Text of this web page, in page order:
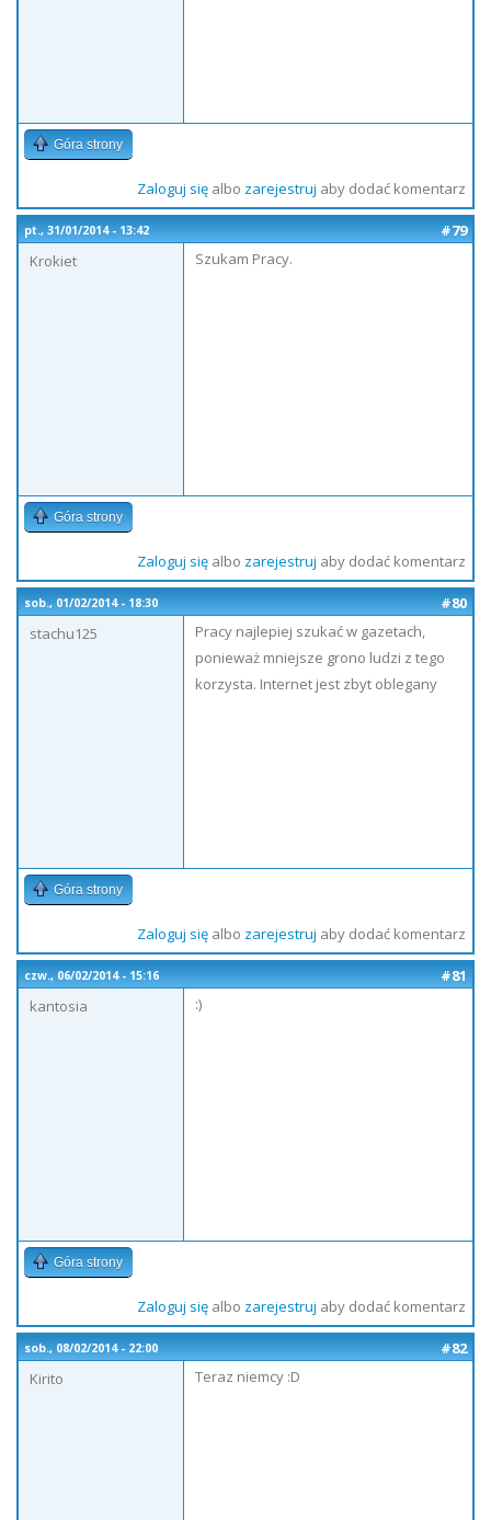
Góra strony
Zaloguj sięalbo zarejestruj aby dodać komentarz
pt., 31/01/2014 - 13:42
#79
Krokiet
Szukam Pracy.
Góra strony
Zaloguj sięalbo zarejestruj aby dodać komentarz
sob., 01/02/2014 - 18:30
#80
stachu125
Pracy najlepiej szukać w gazetach,
ponieważ mniejsze grono ludzi z tego
korzysta. Internet jest zbyt oblegany
Góra strony
Zaloguj sięalbo zarejestruj aby dodać komentarz
czw., 06/02/2014 - 15:16
#81
kantosia
:)
Góra strony
Zaloguj sięalbo zarejestruj aby dodać komentarz
sob., 08/02/2014 - 22:00
#82
Kirito
Teraz niemcy :D